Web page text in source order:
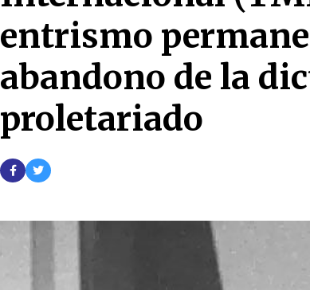
entrismo
abandono de la
proletariado